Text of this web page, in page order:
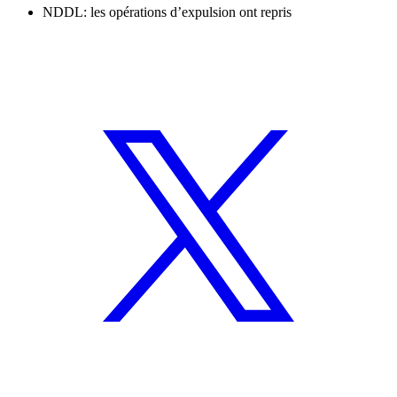
NDDL: les opérations d’expulsion ont repris